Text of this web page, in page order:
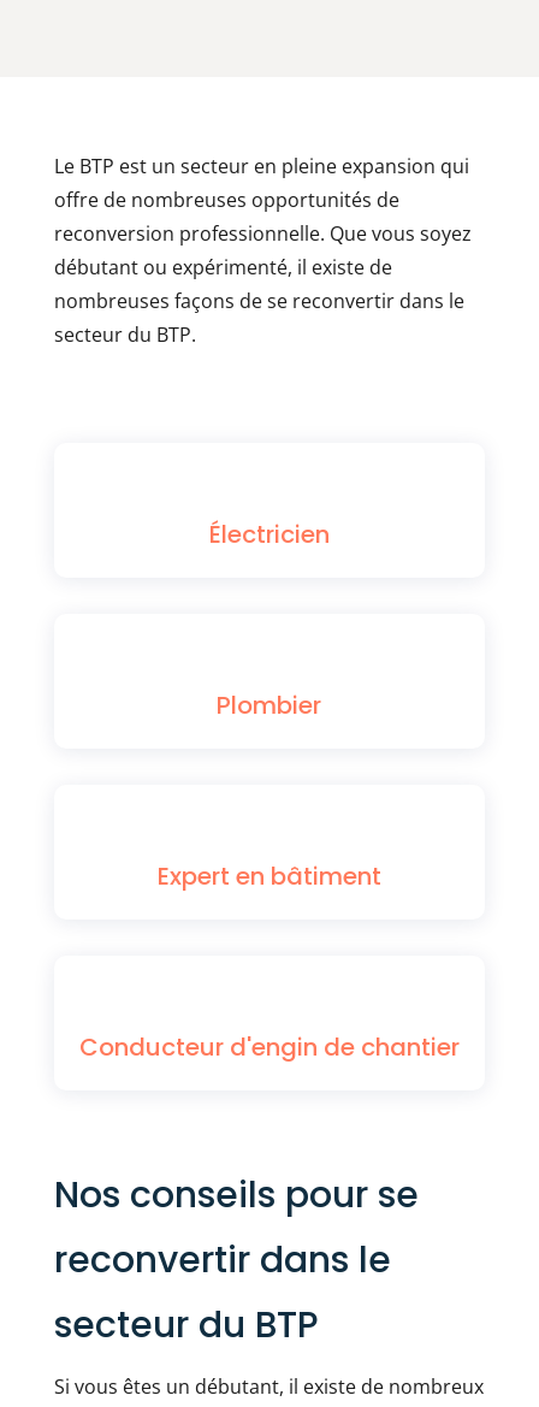
Le BTP est un secteur en pleine expansion qui
offre de nombreuses opportunités de
reconversion professionnelle. Que vous soyez
débutant ou expérimenté, il existe de
nombreuses façons de se reconvertir dans le
secteur du BTP.
Électricien
Plombier
Expert en bâtiment
Conducteur d'engin de chantier
Nos conseils pour se
reconvertir dans le
secteur du BTP
Si vous êtes un débutant, il existe de nombreux